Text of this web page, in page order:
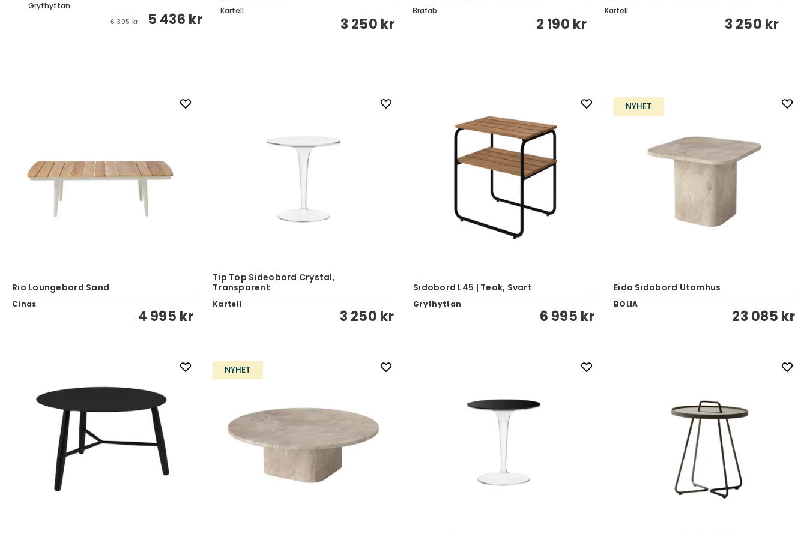
Grythyttan
6 395 kr 5 436 kr Kartell
3 250 kr
Brafab
2 190 kr
Kartell
3 250 kr
Rio Loungebord Sand
Cinas
4 995 kr
Tip Top Sideobord Crystal,
Transparent
Kartell
3 250 kr
Sidobord L45 | Teak, Svart
Grythyttan
6 995 kr
NYHET
Eida Sidobord Utomhus
BOLIA
23 085 kr
NYHET